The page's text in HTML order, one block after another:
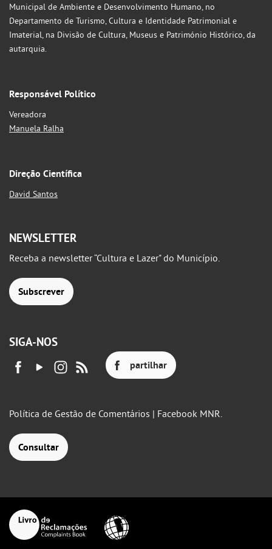
Municipal de Ambiente e Desenvolvimento Humano, no
Departamento de Turismo, Cultura e Identidade Patrimonial e
Imaterial, na Divisão de Cultura, Museus e Património Histórico, da
autarquia.
Responsável Político
Vereadora
Manuela Ralha
Direção Científica
David Santos
NEWSLETTER
Receba a newsletter “Cultura e Lazer" do Município.
Subscrever
SIGA-NOS
partilhar
Política de Gestão de Comentários | Facebook MNR.
Consultar